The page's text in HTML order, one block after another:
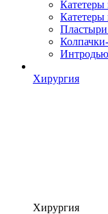
Катетеры
Пластыри
Хирургия
Хирургия